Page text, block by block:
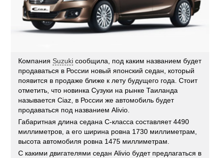
Компания Suzuki сообщила, под каким названием будет
продаваться в России новый японский седан, который
появится в продаже ближе к лету будущего года. Стоит
отметить, что новинка Сузуки на рынке Таиланда
называется Ciaz, в России же автомобиль будет
продаваться под названием Alivio.
Габаритная длина седана С-класса составляет 4490
миллиметров, а его ширина ровна 1730 миллиметрам,
высота автомобиля ровна 1475 миллиметрам.
С какими двигателями седан Alivio будет предлагаться в